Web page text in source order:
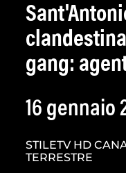
gang:
16 gennaio
STILETV HD
TERRESTRE